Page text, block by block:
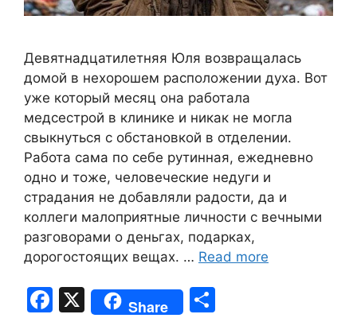
Девятнадцатилетняя Юля возвращалась
домой в нехорошем расположении духа. Вот
уже который месяц она работала
медсестрой в клинике и никак не могла
свыкнуться с обстановкой в отделении.
Работа сама по себе рутинная, ежедневно
одно и тоже, человеческие недуги и
страдания не добавляли радости, да и
коллеги малоприятные личности с вечными
разговорами о деньгах, подарках,
дорогостоящих вещах. … Read more
F
X Share